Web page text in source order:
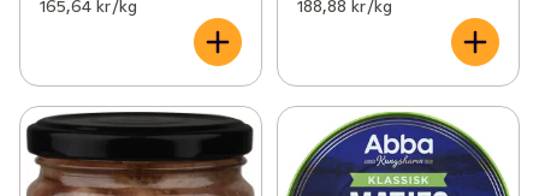
165,64 kr /kg 188,88 kr /kg